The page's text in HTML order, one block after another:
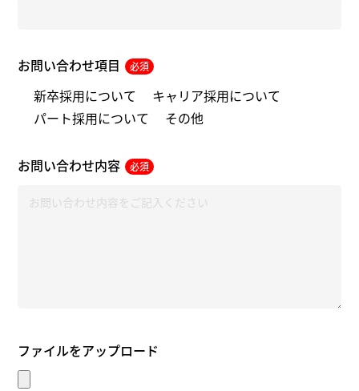
お問い合わせ項目 必須
新卒採用について
キャリア採用について
パート採用について
その他
お問い合わせ内容 必須
ファイルをアップロード